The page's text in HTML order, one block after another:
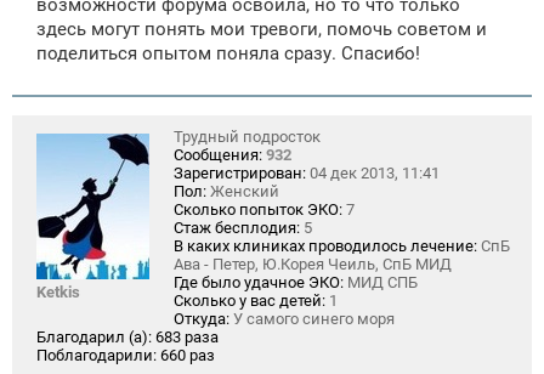
здесь могут понять мои тревоги, помочь советом и
поделиться опытом поняла сразу. Спасибо!
Ketkis
Трудный подросток
Сообщения: 932
Зарегистрирован: 04 дек 2013, 11:41
Пол: Женский
Сколько попыток ЭКО: 7
Стаж бесплодия: 5
В каких клиниках проводилось лечение: СпБ
Ава - Петер, Ю.Корея Чеиль, СпБ МИД
Где было удачное ЭКО: МИД СПБ
Сколько у вас детей: 1
Откуда: У самого синего моря
Благодарил (а): 683 раза
Поблагодарили: 660 раз